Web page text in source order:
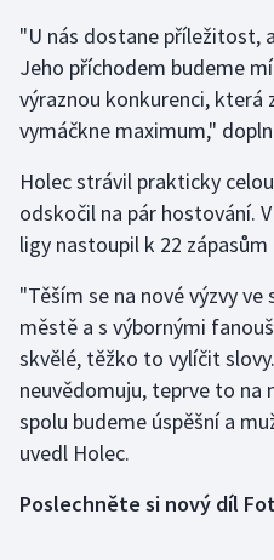
Jezdectví
Judo
Krasobruslení
Lezení
Lyže a snowboard
Moderní pětiboj
Motorsport
"U nás dostane příležitost,
Jeho příchodem budeme
výraznou konkurenci, která
vymáčkne maximum,"
Holec strávil prakticky
odskočil na pár hostování.
ligy nastoupil k 22 zápasům
"Těším se na nové výzvy
městě a s výbornými
skvělé, těžko to vylíčit
neuvědomuju, teprve to na
spolu budeme úspěšní a
uvedl Holec.
Poslechněte si nový díl